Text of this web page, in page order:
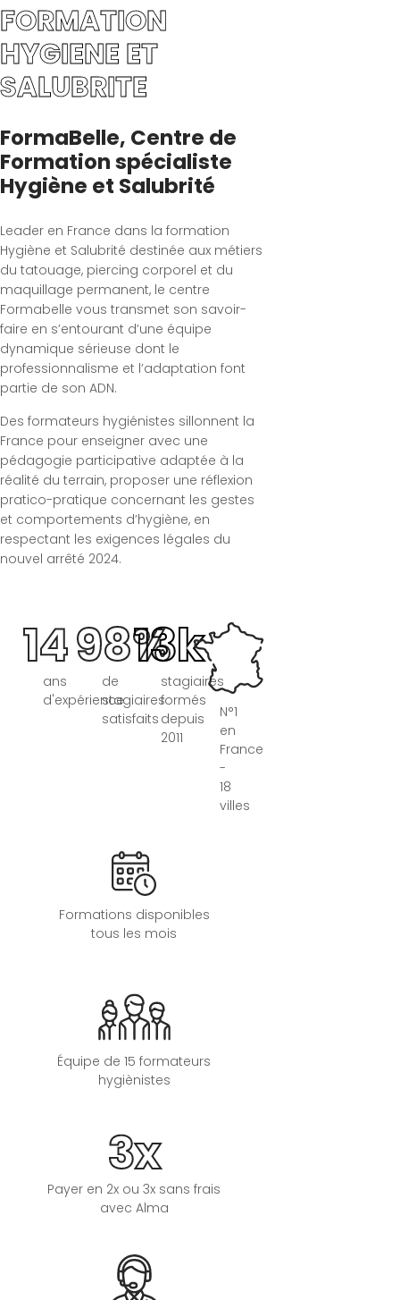
FORMATION
HYGIENE ET
SALUBRITE
FormaBelle, Centre de
Formation spécialiste
Hygiène et Salubrité
Leader en France dans la formation
Hygiène et Salubrité destinée aux métiers
du tatouage, piercing corporel et du
maquillage permanent, le centre
Formabelle vous transmet son savoir-
faire en s’entourant d’une équipe
dynamique sérieuse dont le
professionnalisme et l’adaptation font
partie de son ADN.
Des formateurs hygiénistes sillonnent la
France pour enseigner avec une
pédagogie participative adaptée à la
réalité du terrain, proposer une réflexion
pratico-pratique concernant les gestes
et comportements d’hygiène, en
respectant les exigences légales du
nouvel arrêté 2024.
14
ans
d'expérience
98%
de
stagiaires
satisfaits
13k
stagiaires
formés
depuis
2011
N°1
en
France
-
18
villes
Formations disponibles
tous les mois
Équipe de 15 formateurs
hygiènistes
3x
Payer en 2x ou 3x sans frais
avec Alma